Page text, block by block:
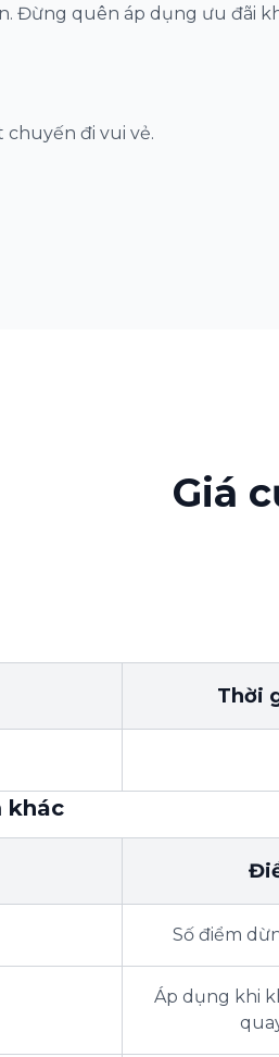
Đừng quên áp dụng ưu đãi
chuyến đi vui vẻ.
Giá
Thời
khác
Số điểm
Áp dụng khi